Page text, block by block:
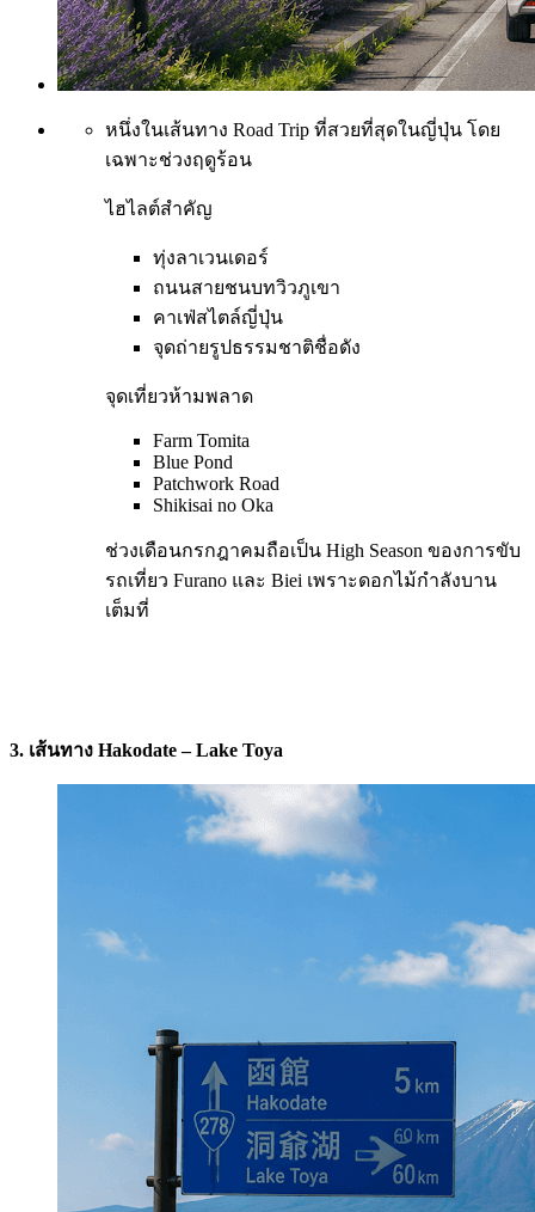
หนึ่งในเส้นทาง Road Trip ที่สวยที่สุดในญี่ปุ่น โดย
เฉพาะช่วงฤดูร้อน
ไฮไลต์สำคัญ
ทุ่งลาเวนเดอร์
ถนนสายชนบทวิวภูเขา
คาเฟ่สไตล์ญี่ปุ่น
จุดถ่ายรูปธรรมชาติชื่อดัง
จุดเที่ยวห้ามพลาด
Farm Tomita
Blue Pond
Patchwork Road
Shikisai no Oka
ช่วงเดือนกรกฎาคมถือเป็น High Season ของการขับ
รถเที่ยว Furano และ Biei เพราะดอกไม้กำลังบาน
เต็มที่
3. เส้นทาง Hakodate – Lake Toya